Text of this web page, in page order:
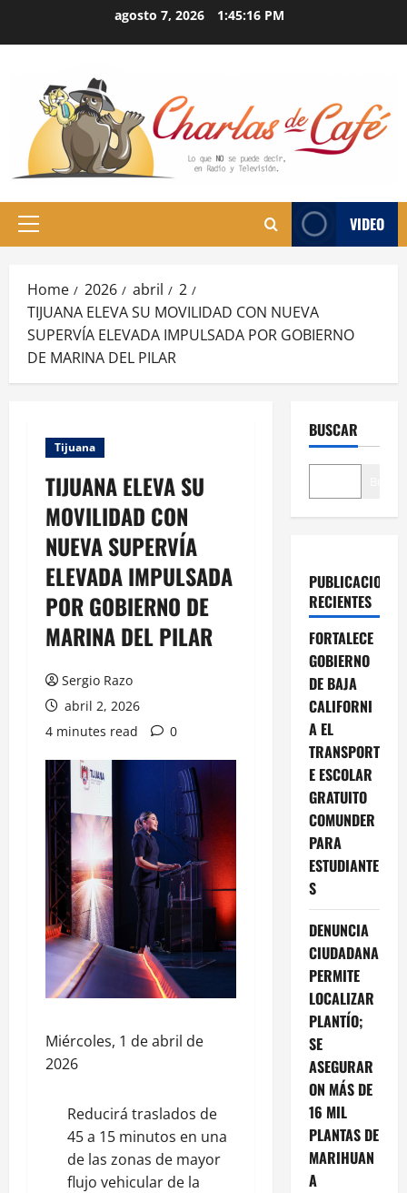
agosto 7, 2026 1:45:17 PM
Primary
VIDEO
Home 2026 abril
2
TIJUANA ELEVA SU MOVILIDAD CON NUEVA
SUPERVÍA ELEVADA IMPULSADA POR GOBIERNO
DE MARINA DEL PILAR
Tijuana
TIJUANA ELEVA SU
MOVILIDAD CON
NUEVA SUPERVÍA
ELEVADA IMPULSADA
POR GOBIERNO DE
MARINA DEL PILAR
Sergio Razo
abril 2, 2026
4 minutes read
0
Miércoles, 1 de abril de
2026
Reducirá traslados de
45 a 15 minutos en una
de las zonas de mayor
flujo vehicular de la
BUSCAR
PUBLICACIONES
RECIENTES
FORTALECE
GOBIERNO
DE BAJA
CALIFORNI
A EL
TRANSPORT
E ESCOLAR
GRATUITO
COMUNDER
PARA
ESTUDIANTE
S
DENUNCIA
CIUDADANA
PERMITE
LOCALIZAR
PLANTÍO;
SE
ASEGURAR
ON MÁS DE
16 MIL
PLANTAS DE
MARIHUAN
A